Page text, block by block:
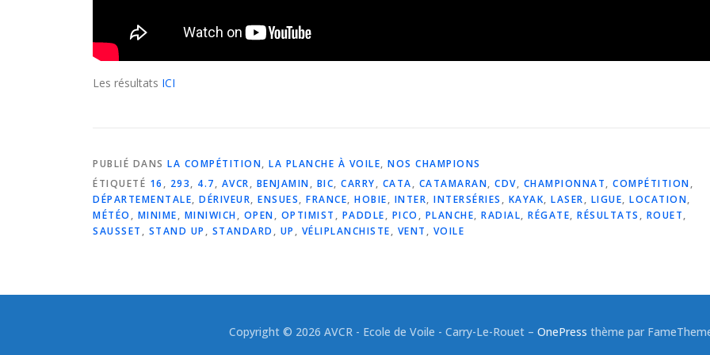
Les résultats ICI
PUBLIÉ DANS LA COMPÉTITION, LA PLANCHE À VOILE, NOS CHAMPIONS
ÉTIQUETÉ 16 , 293, 4.7, AVCR, BENJAMIN, BIC, CARRY, CATA, CATAMARAN, CDV, CHAMPIONNAT, COMPÉTITION,
DÉPARTEMENTALE, DÉRIVEUR, ENSUES, FRANCE, HOBIE, INTER, INTERSÉRIES , KAYAK, LASER, LIGUE, LOCATION,
MÉTÉO , MINIME, MINIWICH, OPEN, OPTIMIST , PADDLE, PICO , PLANCHE, RADIAL, RÉGATE, RÉSULTATS , ROUET,
SAUSSET , STAND UP , STANDARD , UP , VÉLIPLANCHISTE, VENT , VOILE
Copyright © 2026 AVCR - Ecole de Voile - Carry-Le-Rouet – OnePress thème par